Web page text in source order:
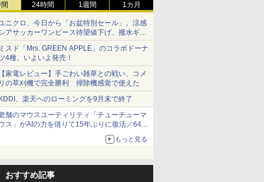
24時間 1週間 1カ月
ニクロ、今日から「お盆特別セール」。涼感
アサッカーワンピース待望値下げ、撥水ギア
ョーツは1990円に
スド「Mrs. GREEN APPLE」のコラボドーナ
4種、いよいよ発売！
家電レビュー】手ごわい雑草との戦い、コメ
の草刈機で完全勝利 掃除機感覚で使えた
、楽天へのローミングを9月末で終了
舗のマウスユーティリティ「チューチューマ
ス」がAIの力を借りて15年ぶりに復活／64bit
、Windows 10/11、「Chrome」も走り回
。復活記念で2026年末まで500円
もっと見る
おすすめ記事